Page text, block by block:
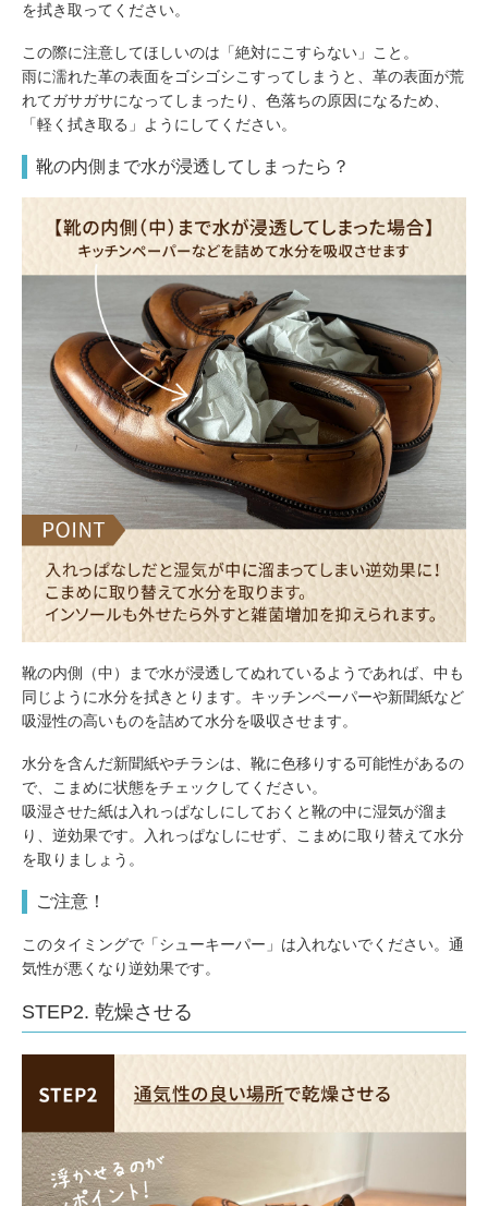
を拭き取ってください。
この際に注意してほしいのは「絶対にこすらない」こと。
雨に濡れた革の表面をゴシゴシこすってしまうと、革の表面が荒
れてガサガサになってしまったり、色落ちの原因になるため、
「軽く拭き取る」ようにしてください。
靴の内側まで水が浸透してしまったら？
靴の内側（中）まで水が浸透してぬれているようであれば、中も
同じように水分を拭きとります。キッチンペーパーや新聞紙など
吸湿性の高いものを詰めて水分を吸収させます。
水分を含んだ新聞紙やチラシは、靴に色移りする可能性があるの
で、こまめに状態をチェックしてください。
吸湿させた紙は入れっぱなしにしておくと靴の中に湿気が溜ま
り、逆効果です。入れっぱなしにせず、こまめに取り替えて水分
を取りましょう。
ご注意！
このタイミングで「シューキーパー」は入れないでください。通
気性が悪くなり逆効果です。
STEP2. 乾燥させる